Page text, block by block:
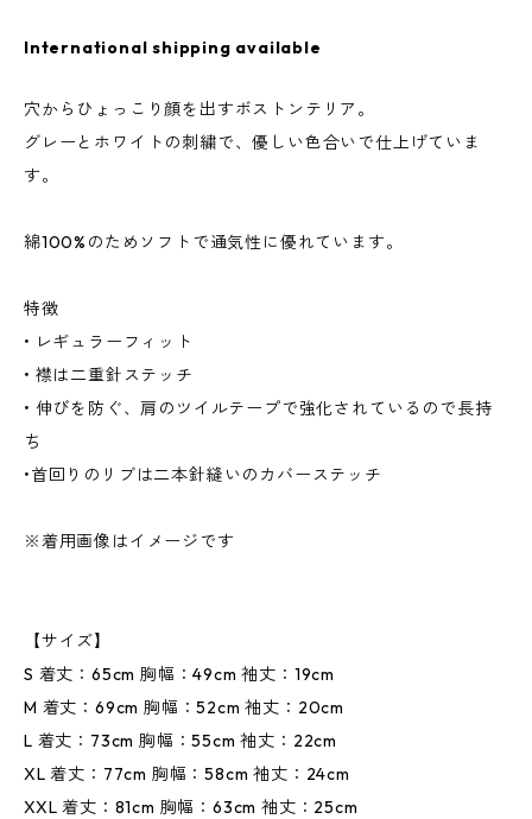
International shipping available
穴からひょっこり顔を出すボストンテリア。
グレーとホワイトの刺繍で、優しい色合いで仕上げていま
す。
綿100%のためソフトで通気性に優れています。
特徴
• レギュラーフィット
• 襟は二重針ステッチ
• 伸びを防ぐ、肩のツイルテープで強化されているので長持
ち
•首回りのリブは二本針縫いのカバーステッチ
※着用画像はイメージです
【サイズ】
S 着丈：65cm 胸幅：49cm 袖丈：19cm
M 着丈：69cm 胸幅：52cm 袖丈：20cm
L 着丈：73cm 胸幅：55cm 袖丈：22cm
XL 着丈：77cm 胸幅：58cm 袖丈：24cm
XXL 着丈：81cm 胸幅：63cm 袖丈：25cm